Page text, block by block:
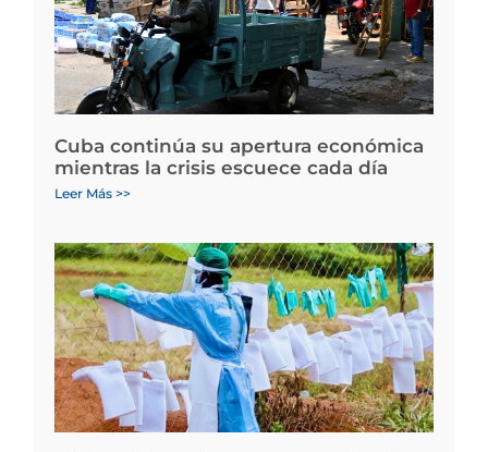
Cuba continúa su apertura económica
mientras la crisis escuece cada día
Leer Más >>